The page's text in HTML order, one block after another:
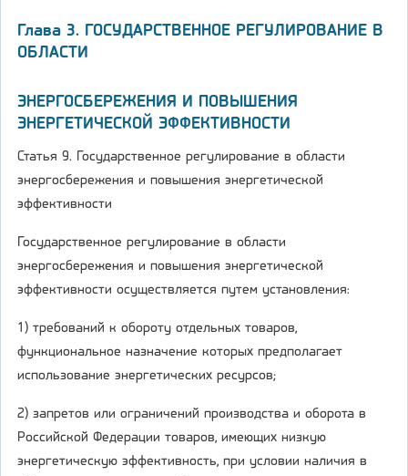
Глава 3. ГОСУДАРСТВЕННОЕ РЕГУЛИРОВАНИЕ В
ОБЛАСТИ
ЭНЕРГОСБЕРЕЖЕНИЯ И ПОВЫШЕНИЯ
ЭНЕРГЕТИЧЕСКОЙ ЭФФЕКТИВНОСТИ
Статья 9. Государственное регулирование в области
энергосбережения и повышения энергетической
эффективности
Государственное регулирование в области
энергосбережения и повышения энергетической
эффективности осуществляется путем установления:
1) требований к обороту отдельных товаров,
функциональное назначение которых предполагает
использование энергетических ресурсов;
2) запретов или ограничений производства и оборота в
Российской Федерации товаров, имеющих низкую
энергетическую эффективность, при условии наличия в